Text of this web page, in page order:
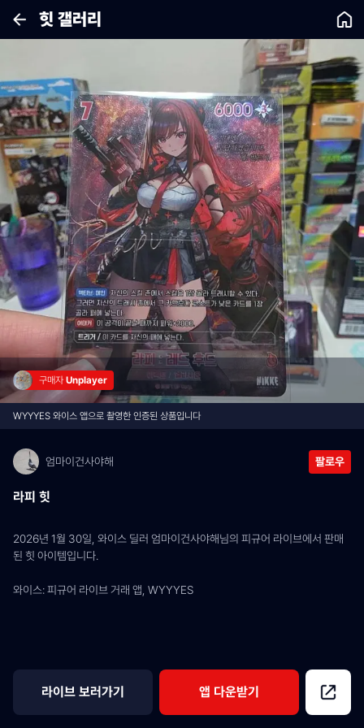
힛 갤러리
구매자 Unplayer
WYYYES 와이스 앱으로 촬영한 인증된 상품입니다
엄마이건사야해 팔로우
라피 힛
2026년 1월 30일, 와이스 딜러 엄마이건사야해님의 피규어 라이브에서 판매
된 힛 아이템입니다.
와이스: 피규어 라이브 거래 앱, WYYYES
라이브 보러가기 앱 다운받기